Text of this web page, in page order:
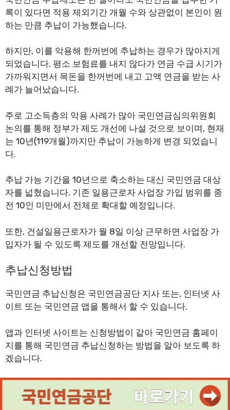
록이 있다면 적용 제외기간 개월 수와 상관없이 본인이 원
하는 만큼 추납이 가능했습니다.
하지만, 이를 악용해 한꺼번에 추납하는 경우가 많아지게
되었습니다. 평소 보험료를 내지 않다가 연금 수급 시기가
가까워지면서 목돈을 한꺼번에 내고 고액 연금을 받는 사
례가 늘어났습니다.
주로 고소득층의 악용 사례가 많아 국민연금심의위원회
논의를 통해 정부가 제도 개선에 나설 것으로 보이며, 현재
는 10년(119개월)까지만 추납이 가능하게 변경 되었습니
다.
추납 가능 기간을 10년으로 축소하는 대신 국민연금 대상
자를 넓혔습니다. 기존 일용근로자 사업장 가입 범위를 종
전 10인 미만에서 전체로 확대할 예정입니다.
또한, 건설일용근로자가 월 8일 이상 근무하면 사업장 가
입자가 될 수 있도록 제도를 개선할 전망입니다.
추납신청방법
국민연금 추납신청은 국민연금공단 지사 또는, 인터넷 사
이트 또는 국민연금 앱을 통해서 할 수 있습니다.
앱과 인터넷 사이트는 신청방법이 같아 국민연금 홈페이
지를 통해 국민연금 추납신청하는 방법을 알아 보도록 하
겠습니다.